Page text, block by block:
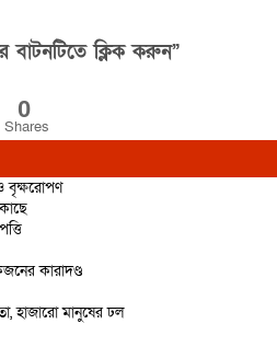
বাটনটিতে ক্লিক করুন”
0
Shares
বৃক্ষরোপণ
কারাদণ্ড
হাজারো মানুষের ঢল